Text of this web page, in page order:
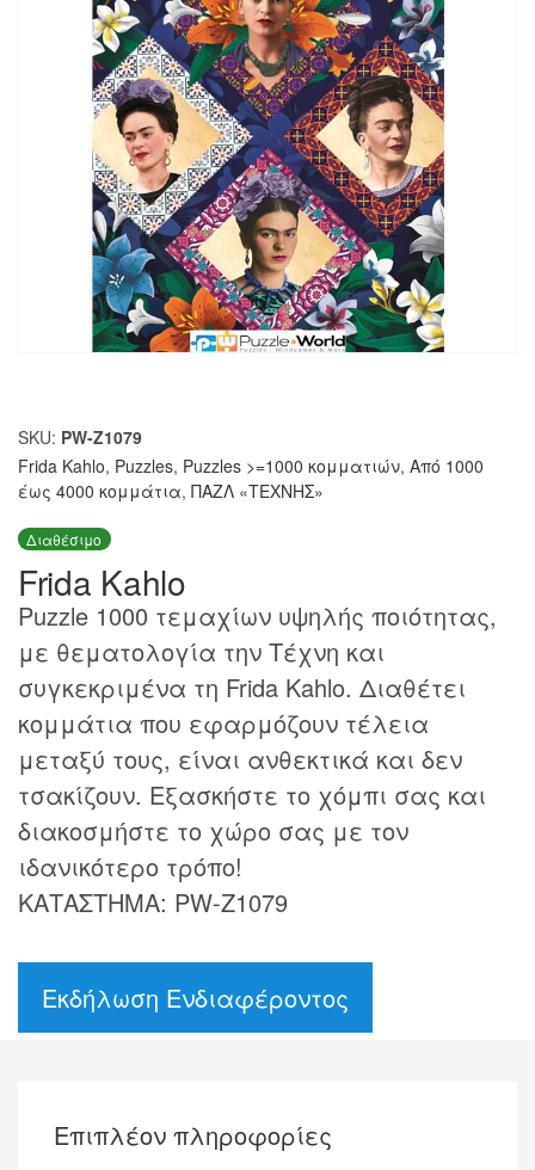
SKU: PW-Z1079
Frida Kahlo, Puzzles, Puzzles >=1000 κομματιών, Από 1000
έως 4000 κομμάτια, ΠΑΖΛ «ΤΕΧΝΗΣ»
Διαθέσιμο
Frida Kahlo
Puzzle 1000 τεμαχίων υψηλής ποιότητας,
με θεματολογία την Τέχνη και
συγκεκριμένα τη Frida Kahlo. Διαθέτει
κομμάτια που εφαρμόζουν τέλεια
μεταξύ τους, είναι ανθεκτικά και δεν
τσακίζουν. Εξασκήστε το χόμπι σας και
διακοσμήστε το χώρο σας με τον
ιδανικότερο τρόπο!
ΚΑΤΑΣΤΗΜΑ: PW-Z1079
Εκδήλωση Ενδιαφέροντος
Επιπλέον πληροφορίες